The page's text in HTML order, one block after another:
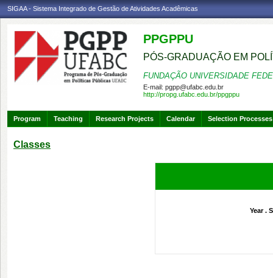
SIGAA - Sistema Integrado de Gestão de Atividades Acadêmicas
PPGPPU
PÓS-GRADUAÇÃO EM
FUNDAÇÃO UNIVERSIDADE
E-mail: pgpp@ufabc.edu.br
http://propg.ufabc.edu.br/ppgppu
Program Teaching Research Projects Calendar Selection Processes
Classes
Year .